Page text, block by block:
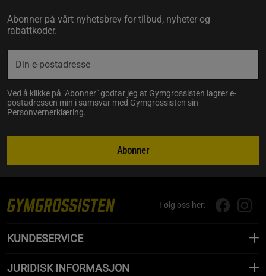
Abonner på vårt nyhetsbrev for tilbud, nyheter og
rabattkoder.
Ved å klikke på "Abonner" godtar jeg at Gymgrossisten lagrer e-
postadressen min i samsvar med Gymgrossisten sin
Personvernerklæring.
Abonner
Følg oss her:
KUNDESERVICE
JURIDISK INFORMASJON